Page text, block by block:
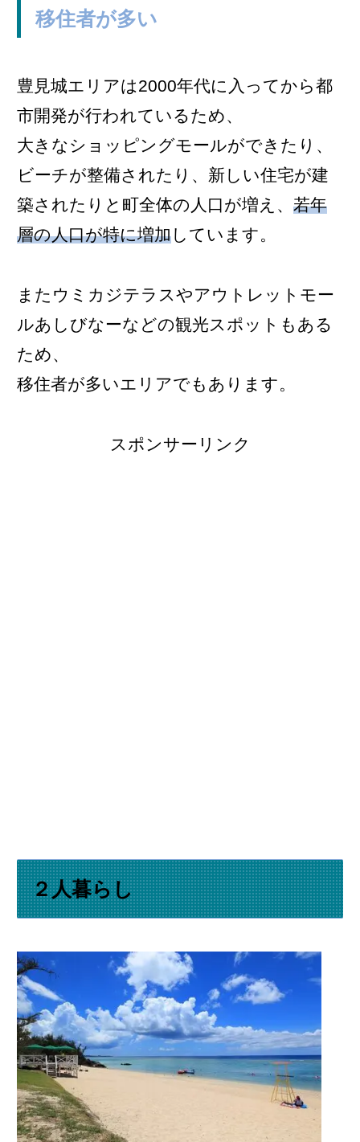
移住者が多い
豊見城エリアは2000年代に入ってから都
市開発が行われているため、
大きなショッピングモールができたり、
ビーチが整備されたり、新しい住宅が建
築されたりと町全体の人口が増え、 若年
層の人口が特に増加しています。
またウミカジテラスやアウトレットモー
ルあしびなーなどの観光スポットもある
ため、
移住者が多いエリアでもあります。
スポンサーリンク
２人暮らし